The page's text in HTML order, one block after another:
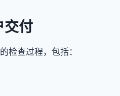
交付
检查过程，包括：